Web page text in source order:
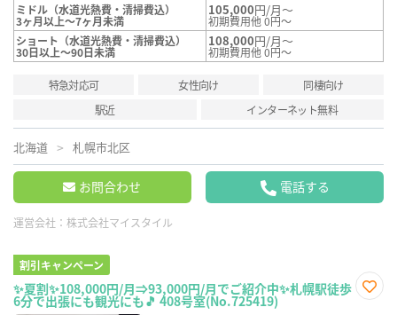
ミドル（水道光熱費・清掃費込）
3ヶ月以上～7ヶ月未満
105,000円/月～
初期費用他 0円～
ショート（水道光熱費・清掃費込）
30日以上～90日未満
108,000円/月～
初期費用他 0円～
特急対応可 女性向け
同棲向け
駅近
インターネット無料
北海道 札幌市北区
お問合わせ 電話する
運営会社： 株式会社マイスタイル
割引キャンペーン
✨夏割✨108,000円/月⇒93,000円/月でご紹介中✨札幌駅徒歩
6分で出張にも観光にも🎵 408号室(No.725419)